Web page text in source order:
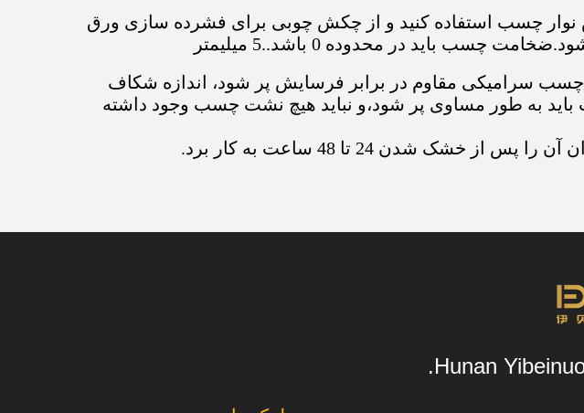
نوار چسب استفاده کنید و از چکش چوبی برای فشرده سازی ورق
باید در محدوده 0 باشد..5 میلیمتر
سرامیکی مقاوم در برابر فرسایش پر شود، اندازه شکاف
شود، چسب باید به طور مساوی پر شود،و نباید هیچ نشت چسب وجود داشته
شدن 24 تا 48 ساعت به کار برد.
Hunan